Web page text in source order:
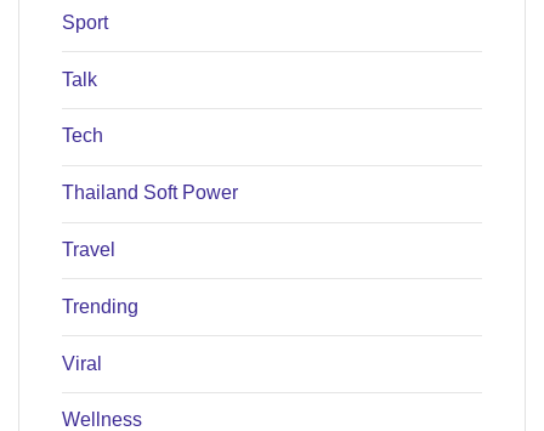
Sport
Talk
Tech
Thailand Soft Power
Travel
Trending
Viral
Wellness